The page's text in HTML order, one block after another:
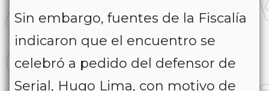
Sin embargo, fuentes de la Fiscalía
indicaron que el encuentro se
celebró a pedido del defensor de
Serjal, Hugo Lima, con motivo de